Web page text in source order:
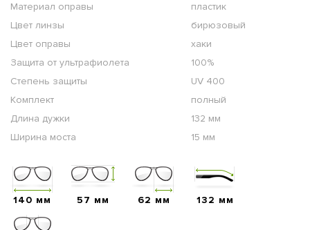
Материал оправы
пластик
Цвет линзы
бирюзовый
Цвет оправы
хаки
Защита от ультрафиолета
100%
Степень защиты
UV 400
Комплект
полный
Длина дужки
132 мм
Ширина моста
15 мм
140 мм 57 мм 62 мм 132 мм